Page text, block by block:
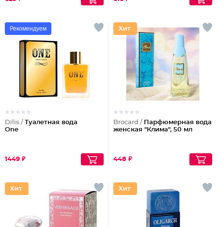
Рекомендуем
Dilis / Туалетная вода
One
1449 ₽
Brocard / Парфюмерная вода
женская "Клима", 50 мл
448 ₽